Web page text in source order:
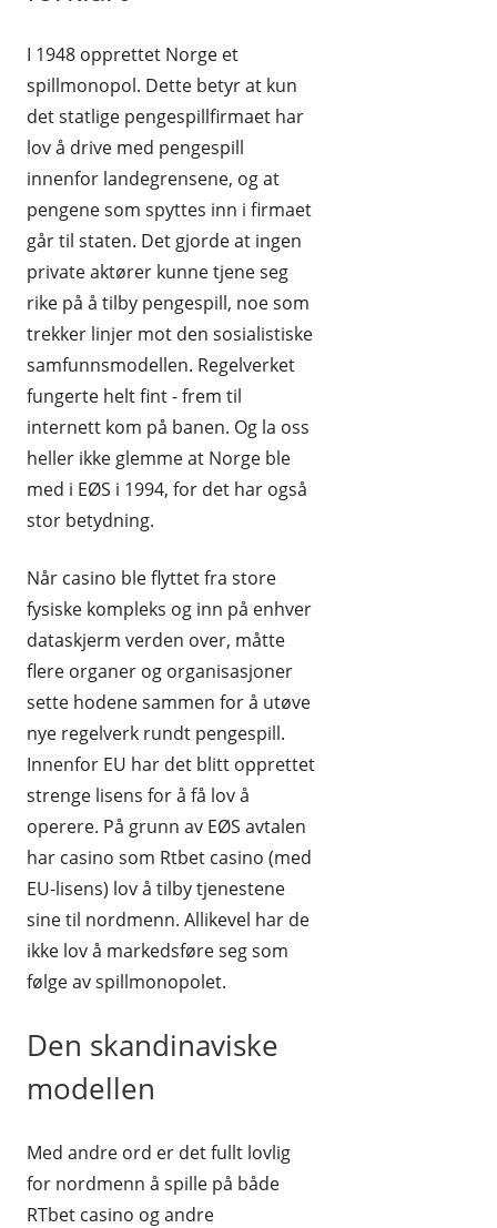
I 1948 opprettet Norge et
spillmonopol. Dette betyr at kun
det statlige pengespillfirmaet har
lov å drive med pengespill
innenfor landegrensene, og at
pengene som spyttes inn i firmaet
går til staten. Det gjorde at ingen
private aktører kunne tjene seg
rike på å tilby pengespill, noe som
trekker linjer mot den sosialistiske
samfunnsmodellen. Regelverket
fungerte helt fint - frem til
internett kom på banen. Og la oss
heller ikke glemme at Norge ble
med i EØS i 1994, for det har også
stor betydning.
Når casino ble flyttet fra store
fysiske kompleks og inn på enhver
dataskjerm verden over, måtte
flere organer og organisasjoner
sette hodene sammen for å utøve
nye regelverk rundt pengespill.
Innenfor EU har det blitt opprettet
strenge lisens for å få lov å
operere. På grunn av EØS avtalen
har casino som Rtbet casino (med
EU-lisens) lov å tilby tjenestene
sine til nordmenn. Allikevel har de
ikke lov å markedsføre seg som
følge av spillmonopolet.
Den skandinaviske
modellen
Med andre ord er det fullt lovlig
for nordmenn å spille på både
RTbet casino og andre